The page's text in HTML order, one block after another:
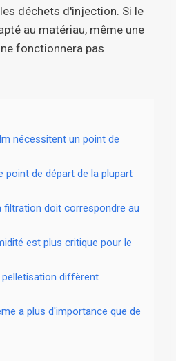
les déchets d'injection. Si le
au matériau, même une
fonctionnera pas
nécessitent un point de
point de départ de la plupart
filtration doit correspondre au
est plus critique pour le
diffèrent
a plus d'importance que de